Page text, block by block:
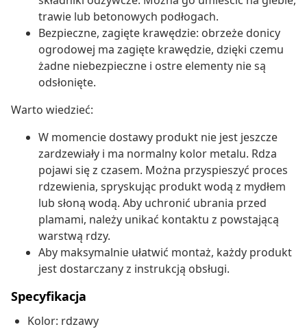
trawie lub betonowych podłogach.
Bezpieczne, zagięte krawędzie: obrzeże donicy
ogrodowej ma zagięte krawędzie, dzięki czemu
żadne niebezpieczne i ostre elementy nie są
odsłonięte.
Warto wiedzieć:
W momencie dostawy produkt nie jest jeszcze
zardzewiały i ma normalny kolor metalu. Rdza
pojawi się z czasem. Można przyspieszyć proces
rdzewienia, spryskując produkt wodą z mydłem
lub słoną wodą. Aby uchronić ubrania przed
plamami, należy unikać kontaktu z powstającą
warstwą rdzy.
Aby maksymalnie ułatwić montaż, każdy produkt
jest dostarczany z instrukcją obsługi.
Specyfikacja
Kolor: rdzawy